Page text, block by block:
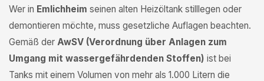
Wer in Emlichheim seinen alten Heizöltank stilllegen oder
demontieren möchte, muss gesetzliche Auflagen beachten.
Gemäß der AwSV (Verordnung über Anlagen zum
Umgang mit wassergefährdenden Stoffen) ist bei
Tanks mit einem Volumen von mehr als 1.000 Litern die